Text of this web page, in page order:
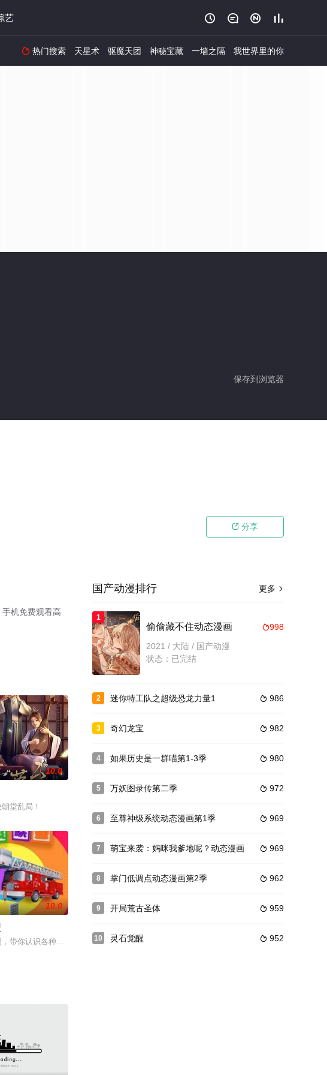
艺    
 热门搜索 天星术 驱魔天团 神秘宝藏 一墙之隔 我世界里的你
保存到浏览器
 分享
机免费观看高
手。阳光游学团在百变校巴的
交换少女的初吻？
地精灵，各种各样的冰上娱乐项目，还有美丽的极光和雪景，都在向我们招手。阳光游学团
10.0
堂乱局！
超越神的强大生命体。当星
小咖面前才会露出庐山真面目。咖宝车神们凭着超群的高智能和
守护者们再度出击勇闯四季城。不料，途中喜羊羊竟意外变成无法自控的“破影大王”，时而
10.0
，带你认识各种汽车的构造和部件：消防车、救护车、工程车……在这里，了解车子、学习知
更多 
国产动漫排行
1
998
偷偷藏不住动态漫画
2021 / 大陆 / 国产动漫
状态：已完结
2  986
迷你特工队之超级恐龙力量1
3  982
奇幻龙宝
4  980
如果历史是一群喵第1-3季
5  972
万妖图录传第二季
6  969
至尊神级系统动态漫画第1季
7  969
萌宝来袭：妈咪我爹地呢？动态漫画
8  962
掌门低调点动态漫画第2季
9  959
开局荒古圣体
10  952
灵石觉醒